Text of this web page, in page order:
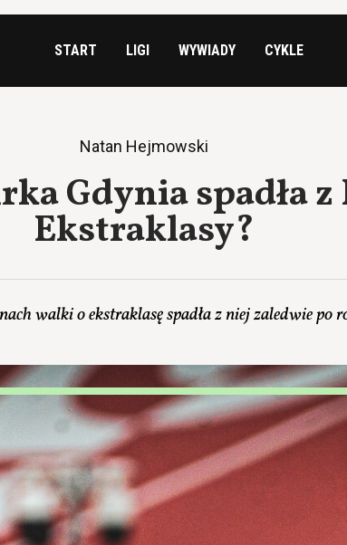
START LIGI WYWIADY CYKLE
Natan Hejmowski
Gdynia spadła z
Ekstraklasy?
walki o ekstraklasę spadła z niej zaledwie po